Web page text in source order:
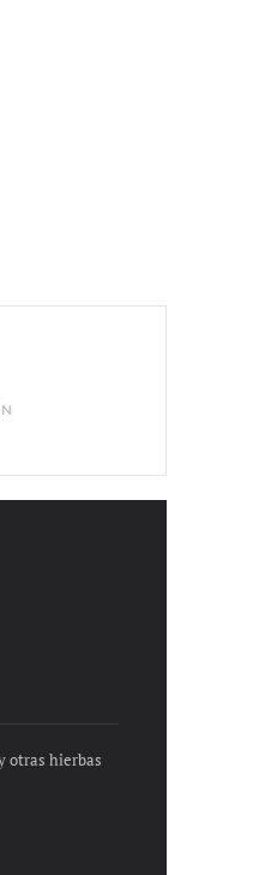
otras hierbas